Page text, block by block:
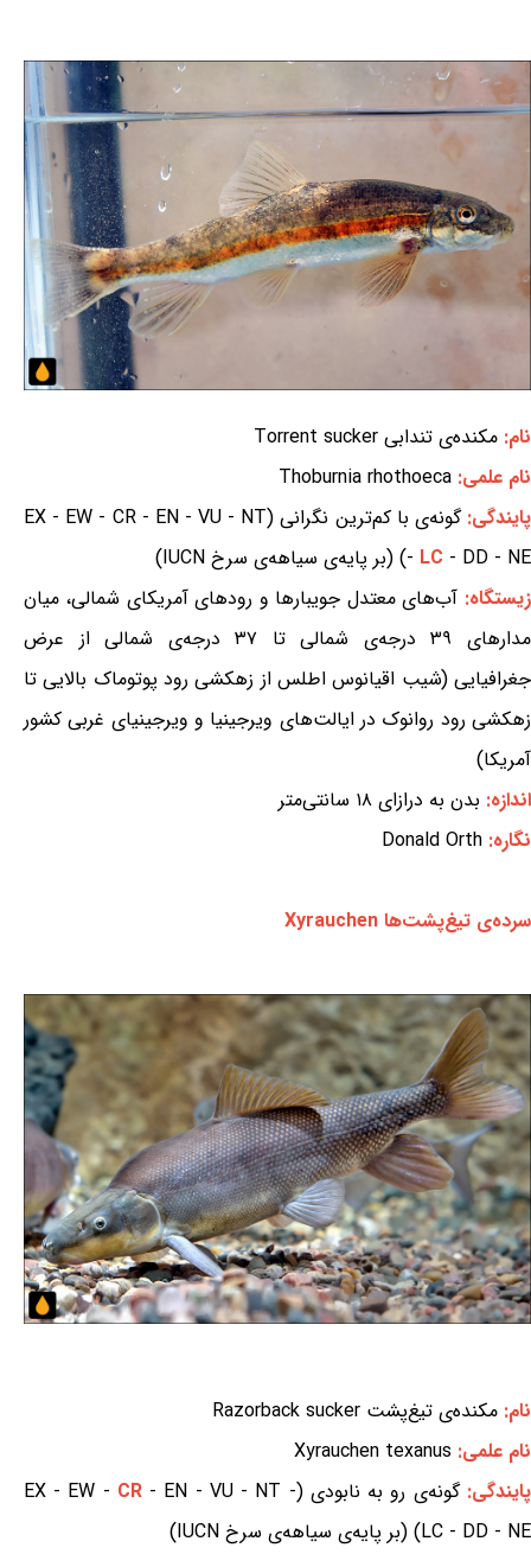
نام: مکنده‌ی تندابی Torrent sucker
نام علمی: Thoburnia rhothoeca
پایندگی:
گونه‌ی با کم‌ترین نگرانی (EX - EW - CR - EN - VU - NT
- LC - DD - NE) (بر پایه‌ی سیاهه‌ی سرخ IUCN)
زیستگاه: آب‌های معتدل جویبارها و رودهای آمریکای شمالی، میان
مدارهای ۳۹ درجه‌ی شمالی تا ۳۷ درجه‌ی شمالی از عرض
جغرافیایی (شیب اقیانوس اطلس از زهکشی رود پوتوماک بالایی تا
زهکشی رود روانوک در ایالت‌های ویرجینیا و ویرجینیای غربی کشور
آمریکا)
اندازه: بدن به درازای ۱۸ سانتی‌متر
نگاره: Donald Orth
سرده‌ی تیغ‌پشت‌ها Xyrauchen
نام: مکنده‌ی تیغ‌پشت Razorback sucker
نام علمی: Xyrauchen texanus
پایندگی:گونه‌ی رو به نابودی (EX - EW - CR - EN - VU - NT -
LC - DD - NE) (بر پایه‌ی سیاهه‌ی سرخ IUCN)